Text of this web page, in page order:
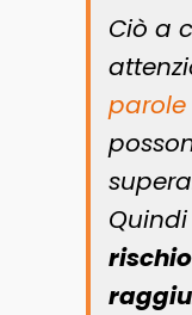
Ciò a